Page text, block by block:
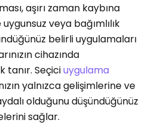
aşırı zaman kaybına
veya bağımlılık
belirli uygulamaları
cihazında
tanır. Seçiciuygulama
yalnızca gelişimlerine ve
olduğunu düşündüğünüz
sağlar.